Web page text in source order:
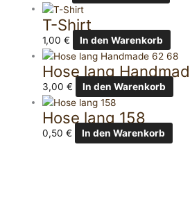
T-Shirt
1,00€ In den Warenkorb
Hose lang
3,00€ In den Warenkorb
Hose lang 158
0,50€ In den Warenkorb